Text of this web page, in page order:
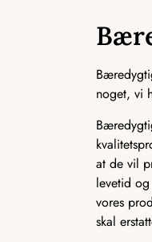
noget, vi
at de vil
levetid
vores
skal